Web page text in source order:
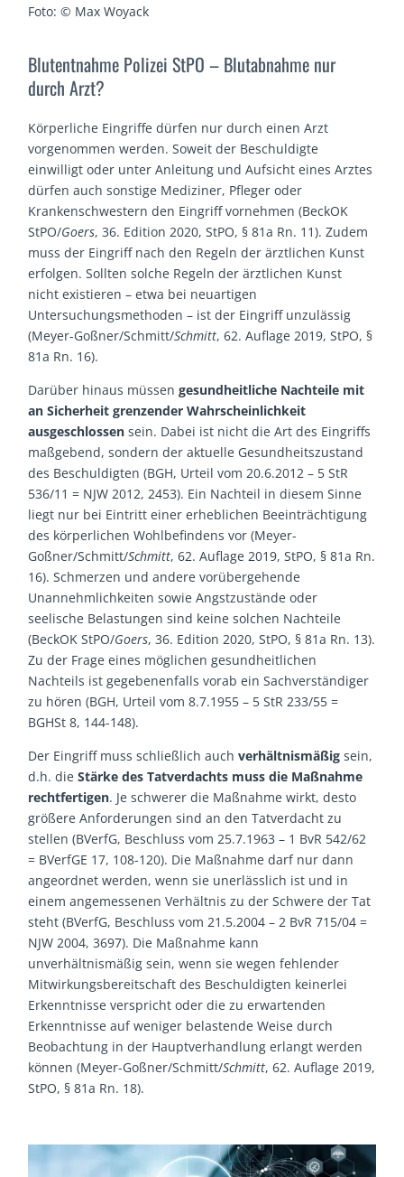
Foto: © Max Woyack
Blutentnahme Polizei StPO – Blutabnahme nur
durch Arzt?
Körperliche Eingriffe dürfen nur durch einen Arzt
vorgenommen werden. Soweit der Beschuldigte
einwilligt oder unter Anleitung und Aufsicht eines Arztes
dürfen auch sonstige Mediziner, Pfleger oder
Krankenschwestern den Eingriff vornehmen (BeckOK
StPO/Goers, 36. Edition 2020, StPO, § 81a Rn. 11). Zudem
muss der Eingriff nach den Regeln der ärztlichen Kunst
erfolgen. Sollten solche Regeln der ärztlichen Kunst
nicht existieren – etwa bei neuartigen
Untersuchungsmethoden – ist der Eingriff unzulässig
(Meyer-Goßner/Schmitt/Schmitt, 62. Auflage 2019, StPO, §
81a Rn. 16).
Darüber hinaus müssengesundheitliche Nachteile mit
an Sicherheit grenzender Wahrscheinlichkeit
ausgeschlossen sein. Dabei ist nicht die Art des Eingriffs
maßgebend, sondern der aktuelle Gesundheitszustand
des Beschuldigten (BGH, Urteil vom 20.6.2012 – 5 StR
536/11 = NJW 2012, 2453). Ein Nachteil in diesem Sinne
liegt nur bei Eintritt einer erheblichen Beeinträchtigung
des körperlichen Wohlbefindens vor (Meyer-
Goßner/Schmitt/Schmitt, 62. Auflage 2019, StPO, § 81a Rn.
16). Schmerzen und andere vorübergehende
Unannehmlichkeiten sowie Angstzustände oder
seelische Belastungen sind keine solchen Nachteile
(BeckOK StPO/Goers, 36. Edition 2020, StPO, § 81a Rn. 13).
Zu der Frage eines möglichen gesundheitlichen
Nachteils ist gegebenenfalls vorab ein Sachverständiger
zu hören (BGH, Urteil vom 8.7.1955 – 5 StR 233/55 =
BGHSt 8, 144-148).
Der Eingriff muss schließlich auchverhältnismäßig sein,
d.h. dieStärke des Tatverdachts muss die Maßnahme
rechtfertigen. Je schwerer die Maßnahme wirkt, desto
größere Anforderungen sind an den Tatverdacht zu
stellen (BVerfG, Beschluss vom 25.7.1963 – 1 BvR 542/62
= BVerfGE 17, 108-120). Die Maßnahme darf nur dann
angeordnet werden, wenn sie unerlässlich ist und in
einem angemessenen Verhältnis zu der Schwere der Tat
steht (BVerfG, Beschluss vom 21.5.2004 – 2 BvR 715/04 =
NJW 2004, 3697). Die Maßnahme kann
unverhältnismäßig sein, wenn sie wegen fehlender
Mitwirkungsbereitschaft des Beschuldigten keinerlei
Erkenntnisse verspricht oder die zu erwartenden
Erkenntnisse auf weniger belastende Weise durch
Beobachtung in der Hauptverhandlung erlangt werden
können (Meyer-Goßner/Schmitt/Schmitt, 62. Auflage 2019,
StPO, § 81a Rn. 18).